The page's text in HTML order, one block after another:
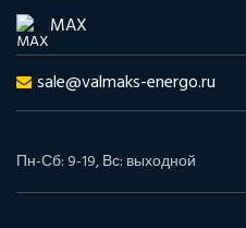
MAX
sale@valmaks-energo.ru
Пн-Сб: 9-19, Вс: выходной